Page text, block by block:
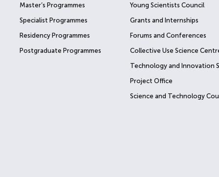
Master’s Programmes
Specialist Programmes
Residency Programmes
Postgraduate Programmes
Young Scientists Council
Grants and Internships
Forums and Conferences
Collective Use Science
Technology and Innovation
Project Office
Science and Technology